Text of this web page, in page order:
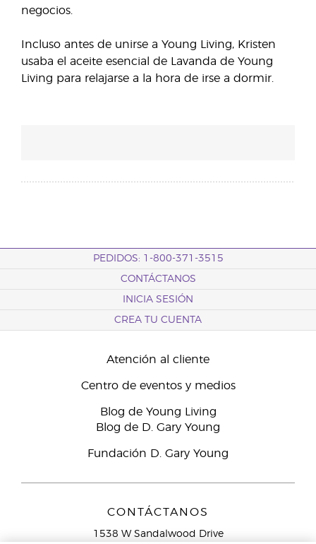
negocios.
Incluso antes de unirse a Young Living, Kristen
usaba el aceite esencial de Lavanda de Young
Living para relajarse a la hora de irse a dormir.
PEDIDOS: 1-800-371-3515
CONTÁCTANOS
INICIA SESIÓN
CREA TU CUENTA
Atención al cliente
Centro de eventos y medios
Blog de Young Living
Blog de D. Gary Young
Fundación D. Gary Young
CONTÁCTANOS
1538 W Sandalwood Drive